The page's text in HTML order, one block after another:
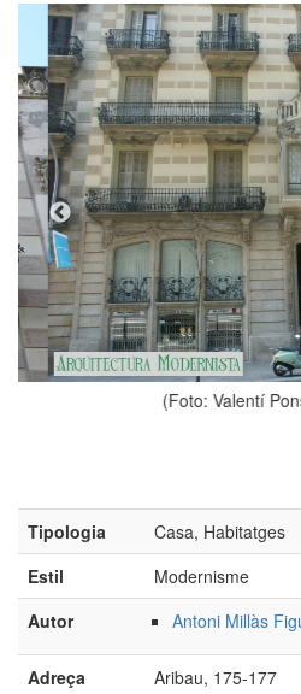
(Foto: Valentí Pons
Tipologia
Casa, Habitatges
Estil
Modernisme
Autor
Antoni Millàs
Adreça Aribau, 175-177